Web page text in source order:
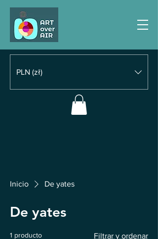
PLN (zł)
Inicio De yates
De yates
1 producto Filtrar y ordenar